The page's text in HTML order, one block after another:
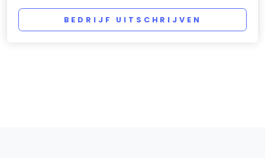
BEDRIJF UITSCHRIJVEN